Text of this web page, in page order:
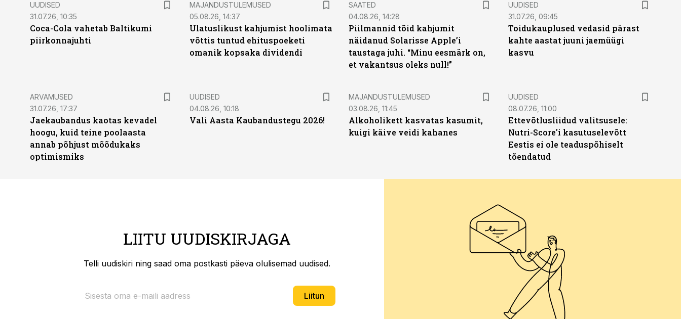
UUDISED
31.07.26, 10:35
Coca-Cola vahetab Baltikumi
piirkonnajuhti
MAJANDUSTULEMUSED
05.08.26, 14:37
Ulatuslikust kahjumist hoolimata
võttis tuntud ehituspoeketi
omanik kopsaka dividendi
SAATED
04.08.26, 14:28
Piilmannid tõid kahjumit
näidanud Solarisse Apple’i
taustaga juhi. “Minu eesmärk on,
et vakantsus oleks null!”
UUDISED
31.07.26, 09:45
Toidukauplused vedasid pärast
kahte aastat juuni jaemüügi
kasvu
ARVAMUSED
31.07.26, 17:37
Jaekaubandus kaotas kevadel
hoogu, kuid teine poolaasta
annab põhjust mõõdukaks
optimismiks
UUDISED
04.08.26, 10:18
Vali Aasta Kaubandustegu 2026!
MAJANDUSTULEMUSED
03.08.26, 11:45
Alkoholikett kasvatas kasumit,
kuigi käive veidi kahanes
UUDISED
08.07.26, 11:00
Ettevõtlusliidud valitsusele:
Nutri-Score'i kasutuselevõtt
Eestis ei ole teaduspõhiselt
tõendatud
LIITU UUDISKIRJAGA
Telli uudiskiri ning saad oma postkasti päeva olulisemad uudised.
Liitun